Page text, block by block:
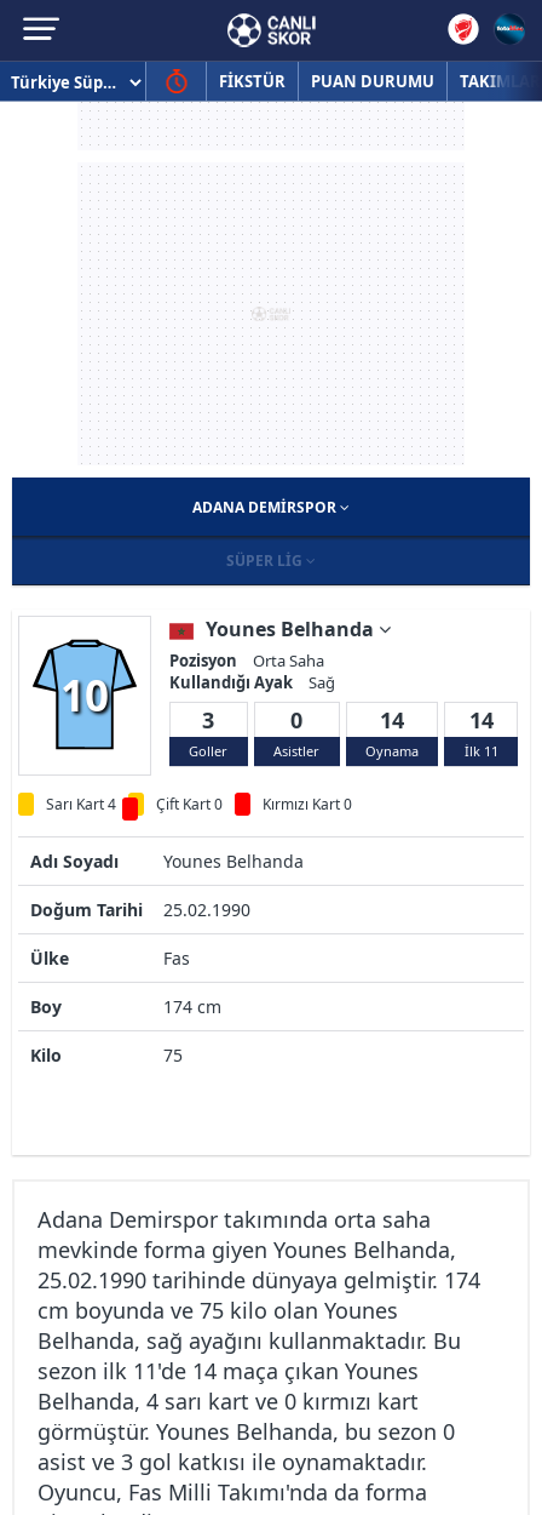
FİKSTÜR PUAN DURUMU TAKIMLAR
ADANA DEMIRSPOR
SÜPER LIG
10
Younes Belhanda
Pozisyon
Orta Saha
Kullandığı Ayak
Sağ
3
Goller
0
Asistler
14
Oynama
14
İlk 11
Sarı Kart 4 Çift Kart 0 Kırmızı Kart 0
Adı Soyadı Younes Belhanda
Doğum Tarihi 25.02.1990
Ülke Fas
Boy 174 cm
Kilo 75
Adana Demirspor takımında orta saha
mevkinde forma giyen Younes Belhanda,
25.02.1990 tarihinde dünyaya gelmiştir. 174
cm boyunda ve 75 kilo olan Younes
Belhanda, sağ ayağını kullanmaktadır. Bu
sezon ilk 11'de 14 maça çıkan Younes
Belhanda, 4 sarı kart ve 0 kırmızı kart
görmüştür. Younes Belhanda, bu sezon 0
asist ve 3 gol katkısı ile oynamaktadır.
Oyuncu, Fas Milli Takımı'nda da forma